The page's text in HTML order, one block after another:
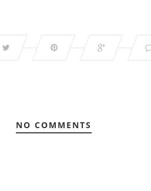
NO COMMENTS